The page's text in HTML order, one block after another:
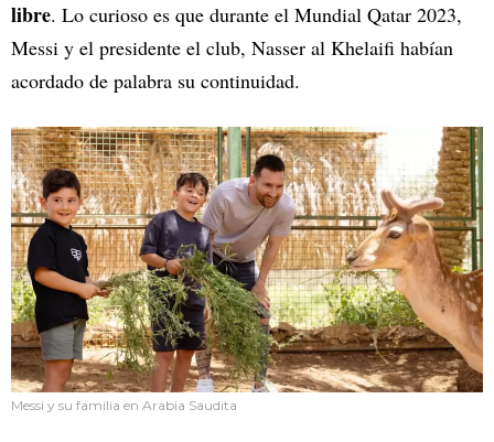
libre. Lo curioso es que durante el Mundial Qatar 2023,
Messi y el presidente el club, Nasser al Khelaifi habían
acordado de palabra su continuidad.
Messi y su familia en Arabia Saudita